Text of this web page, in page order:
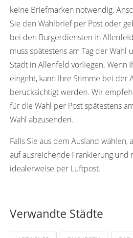
keine Briefmarken notwendig.
Sie den Wahlbrief per Post oder
bei den Bürgerdiensten in
muss spätestens am Tag der Wahl
Stadt in Allenfeld vorliegen. Wenn
eingeht, kann Ihre Stimme bei der
berücksichtigt werden. Wir
für die Wahl per Post spätestens
Wahl abzusenden.
Falls Sie aus dem Ausland wählen,
auf ausreichende Frankierung und
idealerweise per Luftpost.
Verwandte Städte